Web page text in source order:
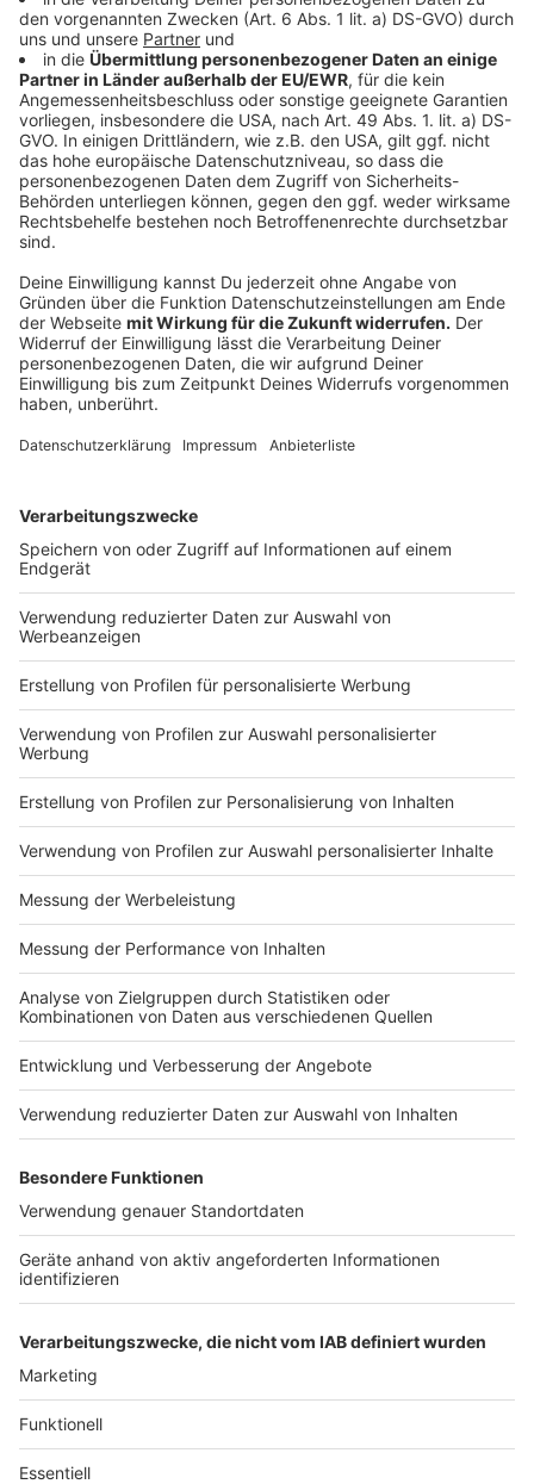
"Shelter", Liefergasse 3
Die Einrichtung "Shelter" an der Liefergasse 3, ist eine
Kooperation von Stadt und Diakonie Düsseldorf.
Hunde dürfen mitgebracht werden, wenn sie keine
Gefahr für andere darstellen. Geöffnet ist dort
Montag bis Freitag von 8 bis 18 Uhr sowie Samstag
und Sonntag von 9 bis 17 Uhr, Telefon 0211 -
58687880.
Café-Bistro in der Fachberatungsstelle "Horizont",
Neusser Straße 37
Das Café-Bistro in der Fachberatungsstelle "Horizont",
Neusser Straße 37, ist ebenfalls eine Kooperation von
Stadt und Diakonie Düsseldorf mit Tagesaufenthalt.
Beratungszeiten sind montags bis freitags von 8.30
"Café Pur", Harkortstraße 27
Das "Café Pur", Harkortstraße 27 - eine Kooperation
von Stadt und Diakonie Düsseldorf - ist montags bis
freitags von 8.00 bis 18.00 Uhr und Samstag und
Sonntag von 9.00 bis 17.00 Uhr geöﬀnet. Die Beratung
findet von montags bis freitags, 10.00 bis 12.30 Uhr
und mit Termin auch nachmittags statt. Post kann von
13.30 bis 15.30 Uhr abgeholt werden. Die Anzahl der
Besucherinnen und Besucher ist auf maximal 23
Personen beschränkt, Telefon 0211 - 5808645 oder -
42.
"Café Kola", Erkrather Straße 18
Das "Café Kola" an der Erkrather Straße 18 ist der
Kontaktladen der Düsseldorfer Drogenhilfe für
drogenabhängige Menschen. Er ist montags bis
an Wochenenden und Feiertagen von 10.30 bis 15.30
Uhr geöffnet; (maximal 10 Besucherinnen und
Besucher à 30 Minuten), Telefon 0211 - 301446320.
"Trebecafé", Kölner Straße 148
Das "Trebecafé" der Diakonie an der Kölner Straße
148 für Mädchen und junge Frauen von 12 bis
einschließlich 26 Jahren, ist montags und dienstags
von 10 bis 13 Uhr sowie donnerstags bis sonntags von
Anzeige